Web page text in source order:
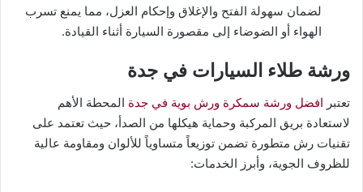
لضمان سهولة الفتح والإغلاق وإحكام العزل، مما يمنع تسرب
الهواء أو الضوضاء إلى مقصورة السيارة أثناء القيادة.
ورشة طلاء السيارات في جدة
تعتبر افضل ورشة سمكرة ورش بوية في جدة المحطة الأهم
لاستعادة بريق المركبة وحماية هيكلها من الصدأ، حيث تعتمد على
تقنيات رش متطورة تضمن توزيعاً متساوياً للألوان ومقاومة عالية
للظروف الجوية، وأبرز الخدمات: